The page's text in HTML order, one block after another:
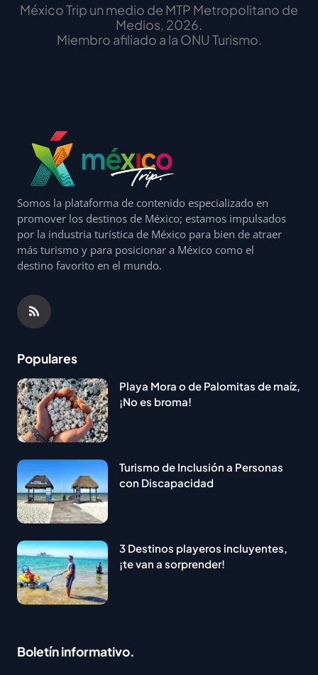
México Trip un medio de MTP Metropolitano de
Medios, 2026.
Miembro afiliado a la ONU Turismo.
Somos la plataforma de contenido especializado en
promover los destinos de México; estamos impulsados
por la industria turística de México para bien de atraer
más turismo y para posicionar a México como el
destino favorito en el mundo.
Populares
Playa Mora o de Palomitas de maíz,
¡No es broma!
Turismo de Inclusión a Personas
con Discapacidad
3 Destinos playeros incluyentes,
¡te van a sorprender!
Boletín informativo.